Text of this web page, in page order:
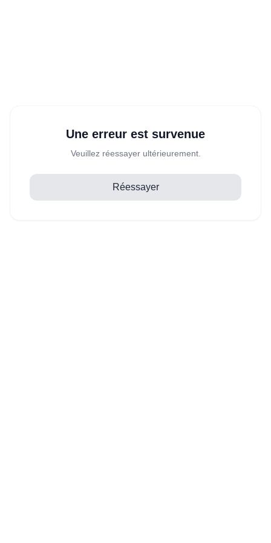
Une erreur est survenue
Veuillez réessayer ultérieurement.
Réessayer